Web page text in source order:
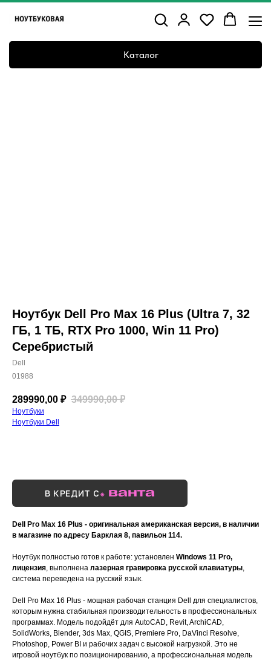
Каталог
Ноутбук Dell Pro Max 16 Plus (Ultra 7, 32
ГБ, 1 ТБ, RTX Pro 1000, Win 11 Pro)
Серебристый
Dell
01988
289990,00 ₽ 349990,00 ₽
Ноутбуки
Ноутбуки Dell
В КРЕДИТ С
Dell Pro Max 16 Plus - оригинальная американская версия, в наличии
в магазине по адресу Барклая 8, павильон 114.
Ноутбук полностью готов к работе: установлен Windows 11 Pro,
лицензия, выполнена лазерная гравировка русской клавиатуры,
система переведена на русский язык.
Dell Pro Max 16 Plus - мощная рабочая станция Dell для специалистов,
которым нужна стабильная производительность в профессиональных
программах. Модель подойдёт для AutoCAD, Revit, ArchiCAD,
SolidWorks, Blender, 3ds Max, QGIS, Premiere Pro, DaVinci Resolve,
Photoshop, Power BI и рабочих задач с высокой нагрузкой. Это не
игровой ноутбук по позиционированию, а профессиональная модель